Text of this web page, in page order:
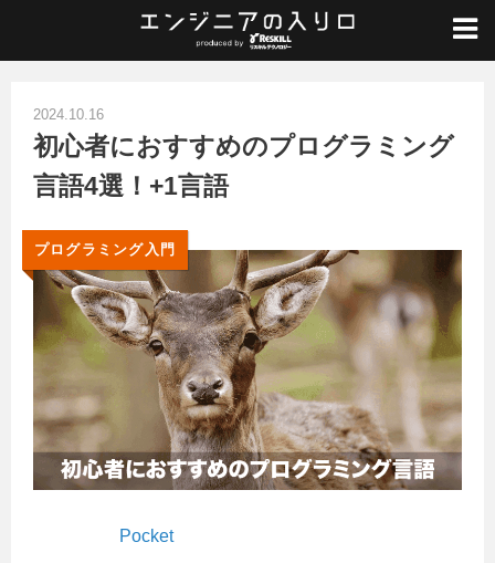
プログラミング入門/
初心者におすすめのプログラミング言語4選！+1言語
2024.10.16
初心者におすすめのプログラミング
言語4選！+1言語
プログラミング入門
Pocket